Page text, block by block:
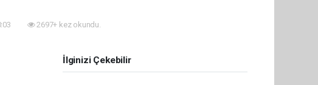
2697+ kez okundu.
İlginizi Çekebilir